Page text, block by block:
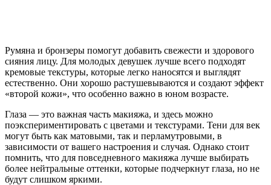
Румяна и бронзеры помогут добавить свежести и здорового
сияния лицу. Для молодых девушек лучше всего подходят
кремовые текстуры, которые легко наносятся и выглядят
естественно. Они хорошо растушевываются и создают эффект
«второй кожи», что особенно важно в юном возрасте.
Глаза — это важная часть макияжа, и здесь можно
поэкспериментировать с цветами и текстурами. Тени для век
могут быть как матовыми, так и перламутровыми, в
зависимости от вашего настроения и случая. Однако стоит
помнить, что для повседневного макияжа лучше выбирать
более нейтральные оттенки, которые подчеркнут глаза, но не
будут слишком яркими.